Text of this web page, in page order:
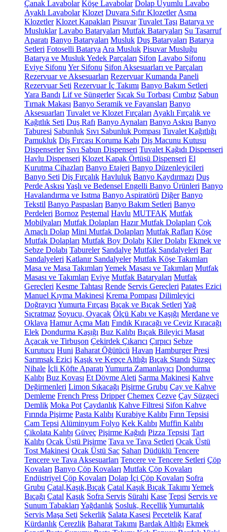
Çanak Lavabolar Köşe Lavabolar Dolap Uyumlu Lavabo
Ayaklı Lavabolar Klozet Duvara Sıfır Klozetler Asma
Klozetler Klozet Kapakları Pisuvar Tuvalet Taşı Batarya ve
Musluklar Lavabo Bataryaları Mutfak Bataryaları Su Tasarruf
Aparatı Banyo Bataryaları Musluk Duş Bataryaları Batarya
Setleri Fotoselli Batarya Ara Musluk Pisuvar Musluğu
Batarya ve Musluk Yedek Parçaları Sifon Lavabo Sifonu
Eviye Sifonu Yer Sifonu Sifon Aksesuarları ve Parçaları
Rezervuar ve Aksesuarları Rezervuar Kumanda Paneli
Rezervuar Seti Rezervuar İç Takımı Banyo Bakım Setleri
Yara Bandı Lif ve Süngerler Sıcak Su Torbası Cımbız Sabun
Tırnak Makası Banyo Seramik ve Fayansları Banyo
Aksesuarları Tuvalet ve Klozet Fırçaları Ayaklı Fırçalık ve
Kağıtlık Seti Duş Rafı Banyo Aynaları Banyo Askısı Banyo
Taburesi Sabunluk Sıvı Sabunluk Pompası Tuvalet Kağıtlığı
Pamukluk Diş Fırçası Koruma Kabı Diş Macunu Kutusu
Dispenserler Sıvı Sabun Dispenseri Tuvalet Kağıdı Dispenseri
Havlu Dispenseri Klozet Kapak Örtüsü Dispenseri El
Kurutma Cihazları Banyo Etajeri Banyo Düzenleyicileri
Banyo Seti Diş Fırçalık Havluluk Banyo Kaydırmazı Duş
Perde Askısı Yaşlı ve Bedensel Engelli Banyo Ürünleri Banyo
Havalandırma ve Isıtma Banyo Aspiratörü Diğer Banyo
Tekstil Banyo Paspasları Banyo Bakım Setleri Banyo
Perdeleri Bornoz Peştemal Havlu MUTFAK Mutfak
Mobilyaları Mutfak Dolapları Hazır Mutfak Dolapları Çok
Amaçlı Dolap Mini Mutfak Dolapları Mutfak Rafları Köşe
Mutfak Dolapları Mutfak Boy Dolabı Kiler Dolabı Ekmek ve
Sebze Dolabı Tabureler Sandalye Mutfak Sandalyeleri Bar
Sandalyeleri Katlanır Sandalyeler Mutfak Köşe Takımları
Masa ve Masa Takımları Yemek Masası ve Takımları Mutfak
Masası ve Takımları Eviye Mutfak Bataryaları Mutfak
Gereçleri Kesme Tahtası Rende Servis Gereçleri Patates Ezici
Manuel Kıyma Makinesi Krema Pompası Dilimleyici
Doğrayıcı Yumurta Fırçası Bıçak ve Bıçak Setleri Yağ
Sıçratmaz Soyucu, Oyacak Ölçü Kabı ve Kaşığı Merdane ve
Oklava Hamur Açma Matı Fındık Kıracağı ve Ceviz Kıracağı
Elek Dondurma Kaşığı Buz Kalıbı Bıçak Bileyici Masat
Açacak ve Tirbuşon Çekirdek Çıkarıcı Çırpıcı Sebze
Kurutucu Huni Baharat Öğütücü Havan Hamburger Presi
Sarımsak Ezici Kaşık ve Kepçe Altlığı Bıçak Standı Süzgeç
Nihale İçli Köfte Aparatı Yumurta Zamanlayıcı Dondurma
Kalıbı Buz Kovası Et Dövme Aleti Sarma Makinesi Kahve
Değirmenleri Limon Sıkacağı Pişirme Grubu Çay ve Kahve
Demleme French Press Dripper Chemex Cezve Çay Süzgeci
Demlik Moka Pot Çaydanlık Kahve Filtresi Sifon Kahve
Fırında Pişirme Pasta Kalıbı Kurabiye Kalıbı Fırın Tepsisi
Cam Tepsi Alüminyum Folyo Kek Kalıbı Muffin Kalıbı
Çikolata Kalıbı Güveç Pişirme Kağıdı Pizza Tepsisi Tart
Kalıbı Ocak Üstü Pişirme Tava ve Tava Setleri Ocak Üstü
Tost Makinesi Ocak Üstü Sac Sahan Düdüklü Tencere
Tencere ve Tava Aksesuarları Tencere ve Tencere Setleri Çöp
Kovaları Banyo Çöp Kovaları Mutfak Çöp Kovaları
Endüstriyel Çöp Kovaları Dolap İçi Çöp Kovaları Sofra
Grubu Çatal,Kaşık,Bıçak Çatal Kaşık Bıçak Takımı Yemek
Bıçağı Çatal Kaşık Sofra Servis Sürahi Kase Tepsi Servis ve
Sunum Tabakları Yağdanlık Sosluk, ReçellikYumurtalık
Servis Maşa Seti Şekerlik Salata Kasesi Peçetelik Karaf
Kürdanlık Çerezlik Baharat Takımı Bardak Altlığı Ekmek